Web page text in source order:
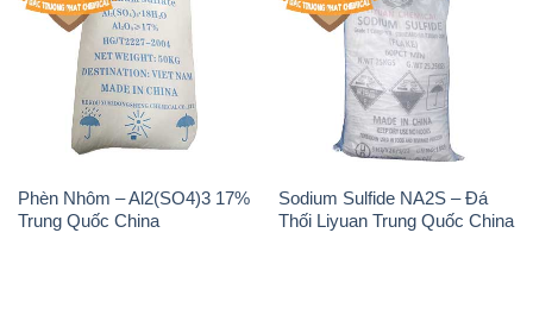
Phèn Nhôm – Al2(SO4)3 17%
Trung Quốc China
Sodium Sulfide NA2S – Đá
Thối Liyuan Trung Quốc China